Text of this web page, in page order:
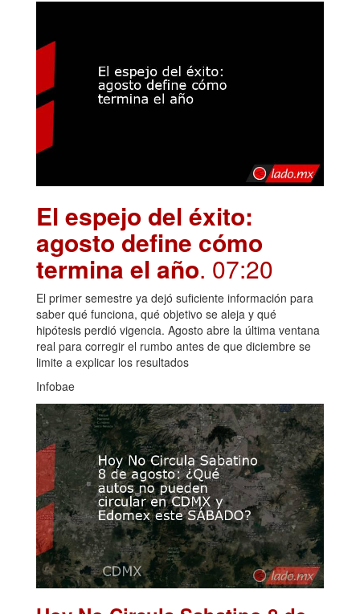
El espejo del éxito:
agosto define cómo
termina el año. 07:20
El primer semestre ya dejó suficiente información para
saber qué funciona, qué objetivo se aleja y qué
hipótesis perdió vigencia. Agosto abre la última ventana
real para corregir el rumbo antes de que diciembre se
limite a explicar los resultados
Infobae